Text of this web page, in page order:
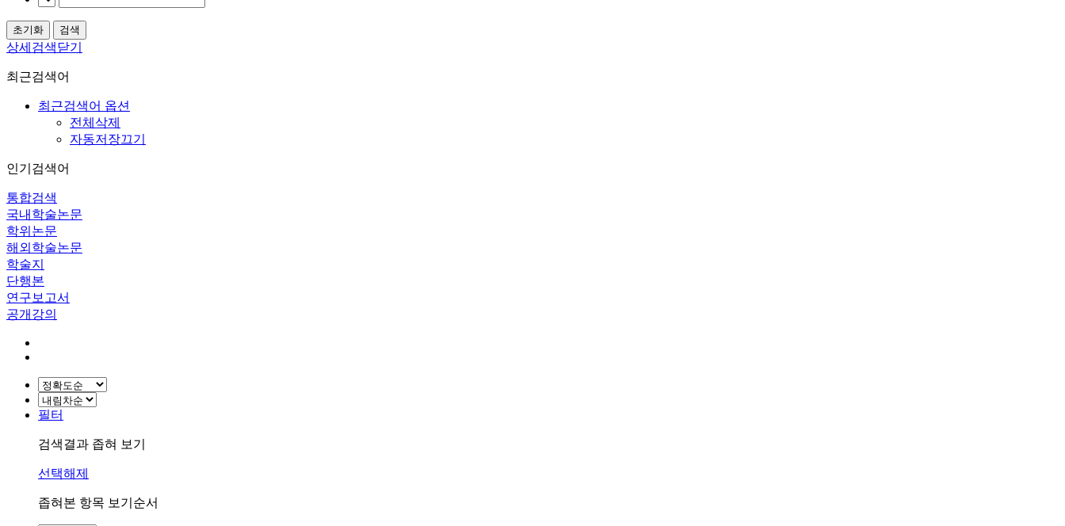
상세검색닫기
최근검색어
최근검색어 옵션
전체삭제
자동저장끄기
인기검색어
통합검색
국내학술논문
학위논문
해외학술논문
학술지
단행본
연구보고서
공개강의
필터
검색결과 좁혀 보기
선택해제
좁혀본 항목 보기순서